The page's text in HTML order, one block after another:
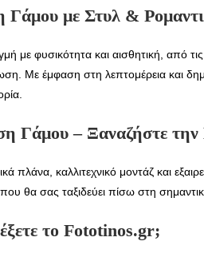
Γάμου με Στυλ &
με φυσικότητα και αισθητική, από
Με έμφαση στη λεπτομέρεια και
Γάμου – Ξαναζήστε
πλάνα, καλλιτεχνικό μοντάζ και
που θα σας ταξιδεύει πίσω στη
το Fototinos.gr;